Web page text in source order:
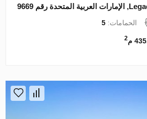
الحمامات:5
م 2